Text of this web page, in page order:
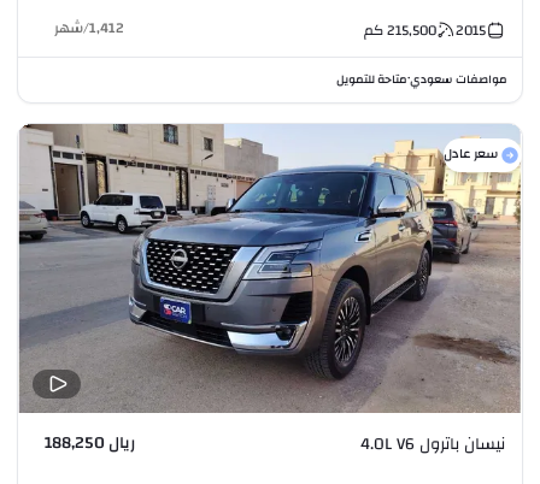
2015
215,500كم 1,412
/شهر
مواصفات سعودي•متاحة للتمويل
سعر عادل
نيسان باترول 4.0L V6 ريال 188,250